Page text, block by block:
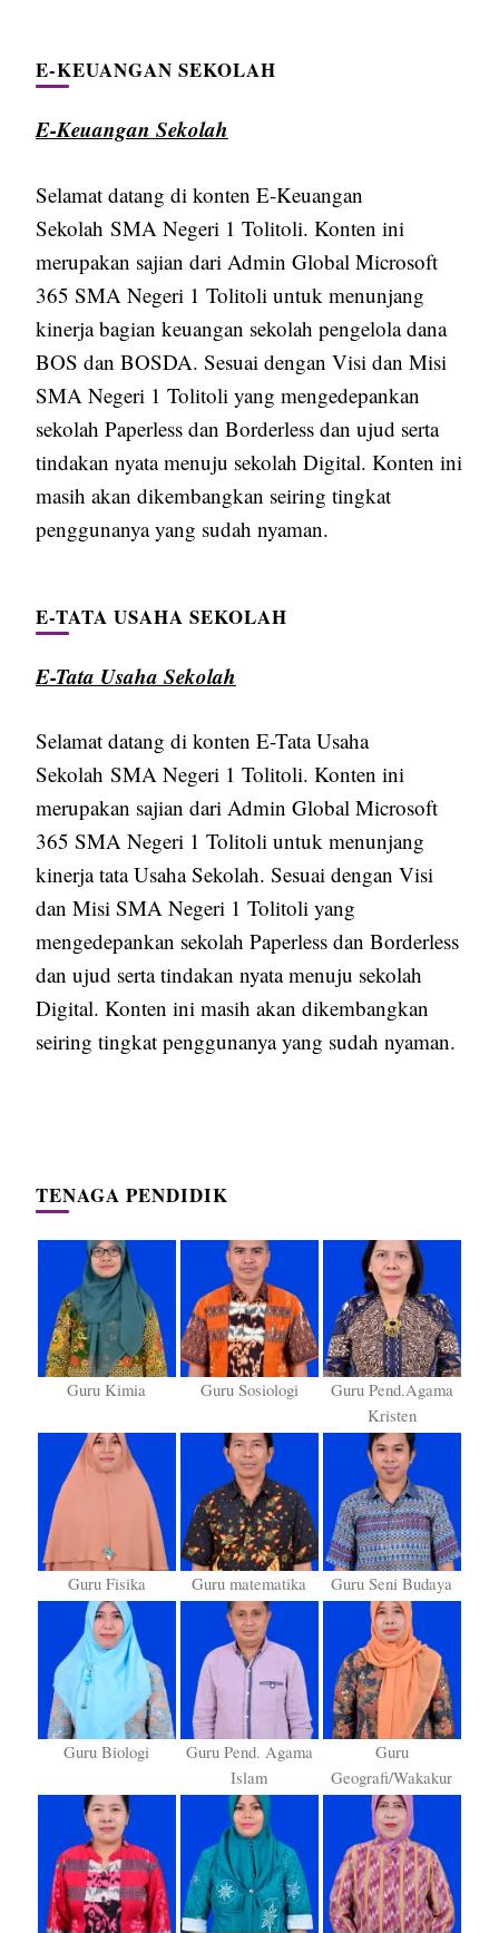
E-KEUANGAN SEKOLAH
E-Keuangan Sekolah
Selamat datang di konten E-Keuangan
Sekolah SMA Negeri 1 Tolitoli. Konten ini
merupakan sajian dari Admin Global Microsoft
365 SMA Negeri 1 Tolitoli untuk menunjang
kinerja bagian keuangan sekolah pengelola dana
BOS dan BOSDA. Sesuai dengan Visi dan Misi
SMA Negeri 1 Tolitoli yang mengedepankan
sekolah Paperless dan Borderless dan ujud serta
tindakan nyata menuju sekolah Digital. Konten ini
masih akan dikembangkan seiring tingkat
penggunanya yang sudah nyaman.
E-TATA USAHA SEKOLAH
E-Tata Usaha Sekolah
Selamat datang di konten E-Tata Usaha
Sekolah SMA Negeri 1 Tolitoli. Konten ini
merupakan sajian dari Admin Global Microsoft
365 SMA Negeri 1 Tolitoli untuk menunjang
kinerja tata Usaha Sekolah. Sesuai dengan Visi
dan Misi SMA Negeri 1 Tolitoli yang
mengedepankan sekolah Paperless dan Borderless
dan ujud serta tindakan nyata menuju sekolah
Digital. Konten ini masih akan dikembangkan
seiring tingkat penggunanya yang sudah nyaman.
TENAGA PENDIDIK
Guru Kimia Guru Sosiologi
Guru Pend.Agama
Kristen
Guru Fisika Guru matematika Guru Seni Budaya
Guru Biologi
Guru Pend. Agama
Islam
Guru
Geografi/Wakakur